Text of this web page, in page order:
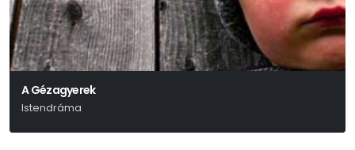
A Gézagyerek
Istendráma